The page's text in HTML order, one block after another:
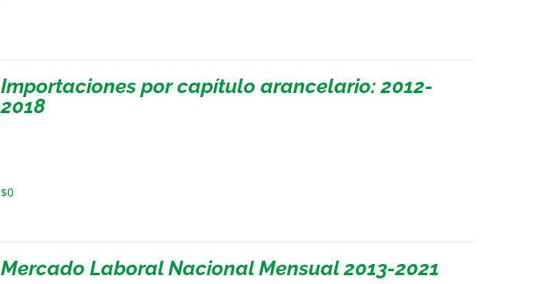
Importaciones por capítulo arancelario: 2012-
2018
$0
Mercado Laboral Nacional Mensual 2013-2021